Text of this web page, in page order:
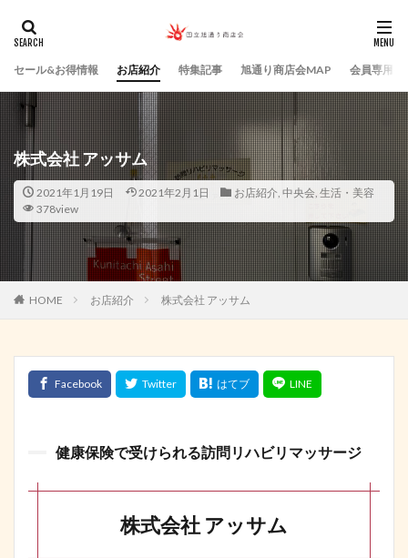
セール&お得情報 お店紹介 特集記事 旭通り商店会MAP 会員専用ペ
株式会社 アッサム
2021年1月19日 2021年2月1日 お店紹介, 中央会, 生活・美容
378view
HOME お店紹介 株式会社 アッサム
健康保険で受けられる訪問リハビリマッサージ
株式会社 アッサム